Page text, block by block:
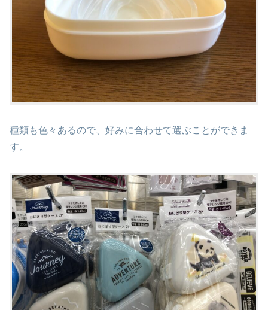
種類も色々あるので、好みに合わせて選ぶことができま
す。